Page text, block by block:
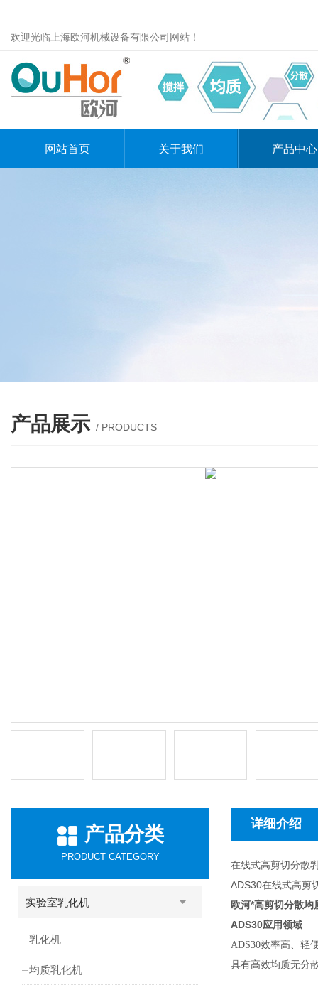
欢迎光临上海欧河机械设备有限公司网站！
网站首页 关于我们 产品中心
产品展示 / PRODUCTS
产品分类
PRODUCT CATEGORY
实验室乳化机
乳化机
均质乳化机
详细介绍
在线式高剪切分散
ADS30在线式高剪
欧河*高剪切分散均
ADS30应用领域
ADS30效率高、轻
具有高效均质无分